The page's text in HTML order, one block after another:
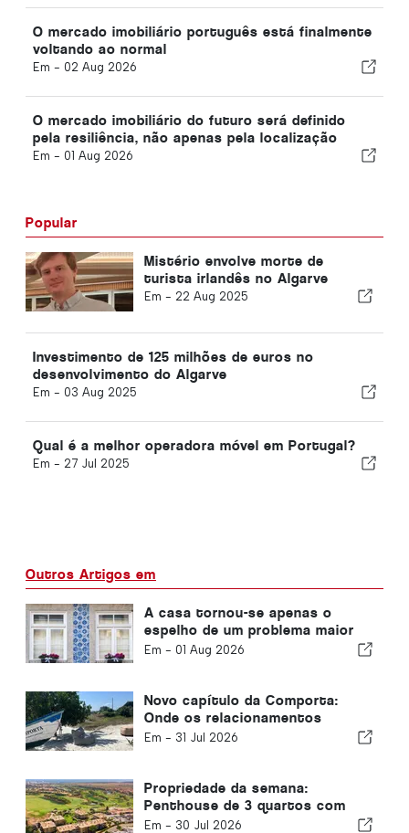
O mercado imobiliário português está finalmente
voltando ao normal
Em - 02 Aug 2026
O mercado imobiliário do futuro será definido
pela resiliência, não apenas pela localização
Em - 01 Aug 2026
Popular
Mistério envolve morte de
turista irlandês no Algarve
Em - 22 Aug 2025
Investimento de 125 milhões de euros no
desenvolvimento do Algarve
Em - 03 Aug 2025
Qual é a melhor operadora móvel em Portugal?
Em - 27 Jul 2025
Outros Artigos em
A casa tornou-se apenas o
espelho de um problema maior
em Portugal
Em - 01 Aug 2026
Novo capítulo da Comporta:
Onde os relacionamentos
moldam oportunidades
Em - 31 Jul 2026
Propriedade da semana:
Penthouse de 3 quartos com
vista para o golfe e o mar em
Em - 30 Jul 2026